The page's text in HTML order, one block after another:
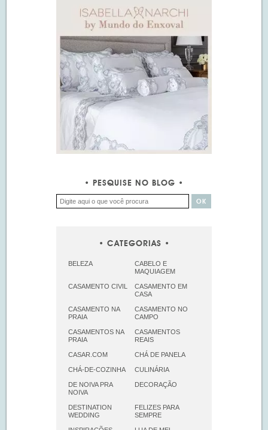
PESQUISE NO BLOG
CATEGORIAS
BELEZA
CABELO E
MAQUIAGEM
CASAMENTO CIVIL
CASAMENTO EM
CASA
CASAMENTO NA
PRAIA
CASAMENTO NO
CAMPO
CASAMENTOS NA
PRAIA
CASAMENTOS
REAIS
CASAR.COM CHÁ DE PANELA
CHÁ-DE-COZINHA CULINÁRIA
DE NOIVA PRA
NOIVA
DECORAÇÃO
DESTINATION
WEDDING
FELIZES PARA
SEMPRE